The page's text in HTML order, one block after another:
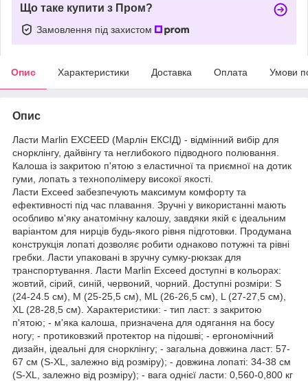
Що таке купити з Пром?
Замовлення під захистом
Опис Характеристики Доставка Оплата Умови
Опис
Ласти Marlin EXCEED (Марлін ЕКСІД) - відмінний вибір для
снорклінгу, дайвінгу та неглибокого підводного полювання.
Калоша із закритою п'ятою з еластичної та приємної на дотик
гуми, лопать з технополімеру високої якості.
Ласти Exceed забезпечують максимум комфорту та
ефективності під час плавання. Зручні у використанні мають
особливо м'яку анатомічну калошу, завдяки якій є ідеальним
варіантом для нирців будь-якого рівня підготовки. Продумана
конструкція лопаті дозволяє робити однаково потужні та рівні
гребки. Ласти упаковані в зручну сумку-рюкзак для
транспортування. Ласти Marlin Exceed доступні в кольорах:
жовтий, сірий, синій, червоний, чорний. Доступні розміри: S
(24-24.5 см), M (25-25,5 см), ML (26-26,5 см), L (27-27,5 см),
XL (28-28,5 см). Характеристики: - тип ласт: з закритою
п'ятою; - м'яка калоша, призначена для одягання на босу
ногу; - протиковзкий протектор на підошві; - ергономічний
дизайн, ідеальні для снорклінгу; - загальна довжина ласт: 57-
67 см (S-XL, залежно від розміру); - довжина лопаті: 34-38 см
(S-XL, залежно від розміру); - вага однієї ласти: 0,560-0,800 кг